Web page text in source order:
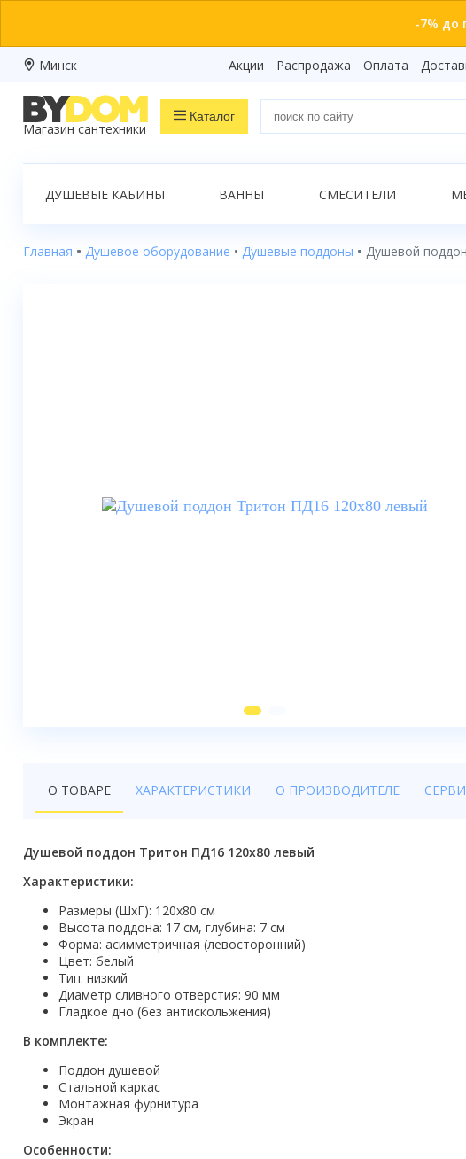
-7% до
Минск Акции Распродажа Оплата
Магазин сантехники
Каталог
Распродажа
Ванны
Смесители
Кухонные мойки
Трапы
Радиаторы отопления
Котлы отопления
Сифоны и донные клапаны
Люки
ДУШЕВЫЕ КАБИНЫ ВАННЫ СМЕСИТЕЛИ
Главная Душевое оборудование Душевые поддоны Душевой
О ТОВАРЕ ХАРАКТЕРИСТИКИ О ПРОИЗВОДИТЕЛЕ
Душевой поддон Тритон ПД16 120x80 левый
Характеристики:
Размеры (ШхГ): 120х80 см
Высота поддона: 17 см, глубина: 7 см
Форма: асимметричная (левосторонний)
Цвет: белый
Тип: низкий
Диаметр сливного отверстия: 90 мм
Гладкое дно (без антискольжения)
В комплекте:
Поддон душевой
Стальной каркас
Монтажная фурнитура
Экран
Особенности: